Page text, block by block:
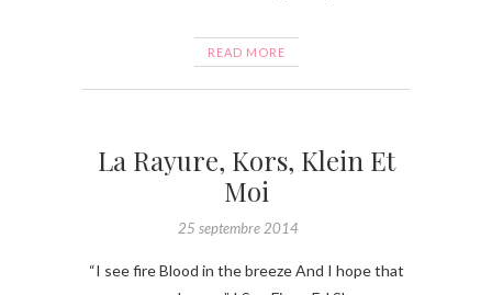
READ MORE
La Rayure, Kors, Klein Et
Moi
25 septembre 2014
“I see fire Blood in the breeze And I hope that